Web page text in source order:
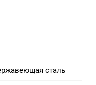
сталь